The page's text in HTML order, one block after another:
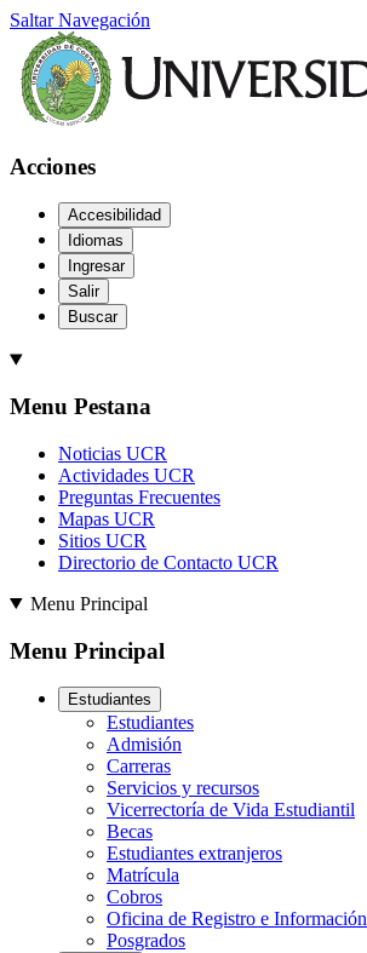
Saltar Navegación
Acciones
Accesibilidad
Idiomas
Ingresar
Salir
Buscar
Menu Pestana
Noticias UCR
Actividades UCR
Preguntas Frecuentes
Mapas UCR
Sitios UCR
Directorio de Contacto UCR
Menu Principal
Menu Principal
Estudiantes
Estudiantes
Admisión
Carreras
Servicios y recursos
Vicerrectoría de Vida Estudiantil
Becas
Estudiantes extranjeros
Matrícula
Cobros
Oficina de Registro e Información
Posgrados